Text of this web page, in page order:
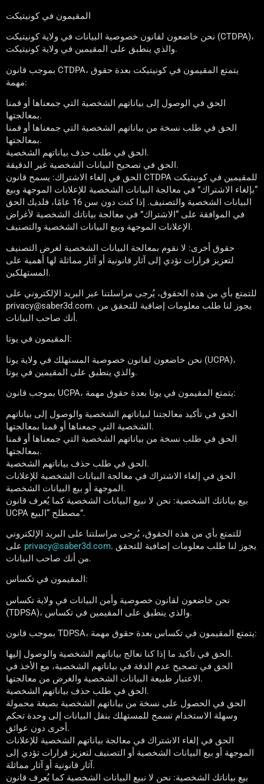
المقيمون في كونيتيكت
نحن خاضعون لقانون خصوصية البيانات في ولاية كونيتيكت (CTDPA)،
والذي ينطبق على المقيمين في ولاية كونيتيكت.
بموجب قانون CTDPA، يتمتع المقيمون في كونيتيكت بعدة حقوق
مهمة:
الحق في الوصول إلى بياناتهم الشخصية التي جمعناها أو قمنا
بمعالجتها.
الحق في طلب نسخة من بياناتهم الشخصية التي جمعناها أو قمنا
بمعالجتها.
الحق في طلب حذف بياناتهم الشخصية.
الحق في تصحيح البيانات الشخصية غير الدقيقة.
الحق في إلغاء الاشتراك: يسمح قانون CTDPA للمقيمين في كونيتيكت
“بإلغاء الاشتراك” في معالجة البيانات الشخصية للإعلانات الموجهة وبيع
البيانات الشخصية والتصنيف. إذا كنت دون سن 16 عامًا، فلديك الحق
في الموافقة على “الاشتراك” في معالجة بياناتك الشخصية لأغراض
الإعلانات الموجهة وبيع البيانات الشخصية والتصنيف.
حقوق أخرى: لا نقوم بمعالجة البيانات الشخصية لغرض التصنيف
لتعزيز قرارات تؤدي إلى آثار قانونية أو آثار مماثلة لها أهمية على
المستهلكين.
للتمتع بأي من هذه الحقوق، يُرجى مراسلتنا عبر البريد الإلكتروني على
privacy@saber3d.com. يجوز لنا طلب معلومات إضافية للتحقق من
أنك صاحب البيانات.
المقيمون في يوتا:
نحن خاضعون لقانون خصوصية المستهلك في ولاية يوتا (UCPA)،
والذي ينطبق على المقيمين في يوتا.
بموجب قانون UCPA، يتمتع المقيمون في يوتا بعدة حقوق مهمة:
الحق في تأكيد معالجتنا لبياناتهم الشخصية والوصول إلى بياناتهم
الشخصية التي جمعناها أو قمنا بمعالجتها.
الحق في طلب نسخة من بياناتهم الشخصية التي جمعناها أو قمنا
بمعالجتها.
الحق في طلب حذف بياناتهم الشخصية.
الحق في إلغاء الاشتراك في معالجة البيانات الشخصية للإعلانات
الموجهة أو بيع البيانات الشخصية.
بيع بياناتك الشخصية: نحن لا نبيع البيانات الشخصية كما يُعرف قانون
UCPA مصطلح “البيع”.
للتمتع بأي من هذه الحقوق، يُرجى مراسلتنا على البريد الإلكتروني
privacy@saber3d.com. يجوز لنا طلب معلومات إضافية للتحقق
من أنك صاحب البيانات.
المقيمون في تكساس:
نحن خاضعون لقانون خصوصية وأمن البيانات في ولاية تكساس
(TDPSA)، والذي ينطبق على المقيمين في تكساس.
بموجب قانون TDPSA، يتمتع المقيمون في تكساس بعدة حقوق مهمة:
الحق في تأكيد ما إذا كنا نعالج بياناتهم الشخصية والوصول إليها.
الحق في تصحيح عدم الدقة في بياناتهم الشخصية، مع الأخذ في
الاعتبار طبيعة البيانات الشخصية والغرض من معالجتها.
الحق في طلب حذف بياناتهم الشخصية.
الحق في الحصول على نسخة من بياناتهم الشخصية بصيغة محمولة
وسهلة الاستخدام تسمح للمستهلك بنقل البيانات إلى وحدة تحكم
أخرى دون عوائق.
الحق في إلغاء الاشتراك في معالجة بياناتهم الشخصية للإعلانات
الموجهة أو بيع البيانات الشخصية أو التصنيف لتعزيز قرارات تؤدي إلى
آثار قانونية أو آثار مماثلة.
بيع بياناتك الشخصية: نحن لا نبيع البيانات الشخصية كما يُعرف قانون